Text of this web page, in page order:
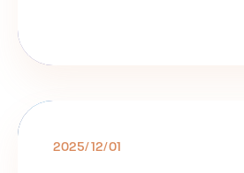
2025/12/01